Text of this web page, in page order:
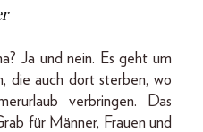
Ja und nein. Es geht um
die auch dort sterben, wo
verbringen. Das
für Männer, Frauen und